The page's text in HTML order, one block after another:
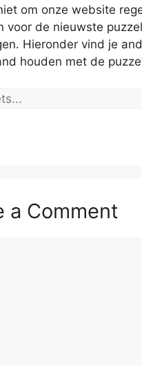
om onze website
voor de nieuwste
Hieronder vind je
houden met de
a Comment